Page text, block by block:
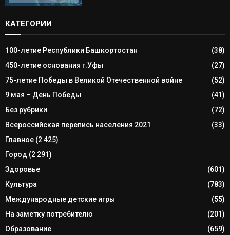
КАТЕГОРИИ
100-летие Республики Башкортостан
(38)
450-летие основания г.Уфы
(27)
75-летие Победы в Великой Отечественной войне
(52)
9 мая – День Победы
(41)
Без рубрики
(72)
Всероссийская перепись населения 2021
(33)
Главное (2 425)
Город (2 291)
Здоровье
(601)
Культура
(783)
Международные детские игры
(55)
На заметку потребителю
(201)
Образование
(659)